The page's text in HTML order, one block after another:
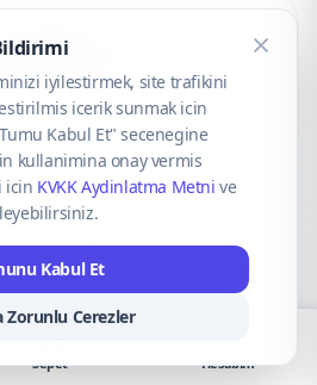
Tüm hakları saklıdır.
Mastercard
iyilestirmek, site trafikini
icerik sunmak icin
Kabul Et" secenegine
kullanimina onay vermis
icin KVKK Aydinlatma Metni ve
Kabul Et
Zorunlu Cerezler
Sepet Hesabım